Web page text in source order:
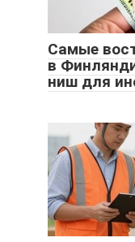
Самые
в
ниш для